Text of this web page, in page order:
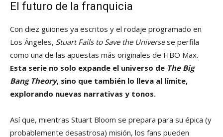
El futuro de la franquicia
Con diez guiones ya escritos y el rodaje programado en
Los Ángeles, Stuart Fails to Save the Universese perfila
como una de las apuestas más originales de HBO Max.
Esta serie no solo expande el universo de The Big
Bang Theory, sino que también lo lleva al límite,
explorando nuevas narrativas y tonos.
Así que, mientras Stuart Bloom se prepara para su épica (y
probablemente desastrosa) misión, los fans pueden